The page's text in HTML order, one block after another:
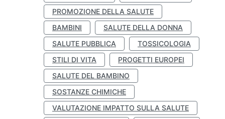
PROMOZIONE DELLA SALUTE
BAMBINI
SALUTE DELLA DONNA
SALUTE PUBBLICA
TOSSICOLOGIA
STILI DI VITA
PROGETTI EUROPEI
SALUTE DEL BAMBINO
SOSTANZE CHIMICHE
VALUTAZIONE IMPATTO SULLA SALUTE